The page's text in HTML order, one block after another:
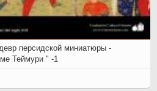
персидской миниатюры -
Теймури " -1